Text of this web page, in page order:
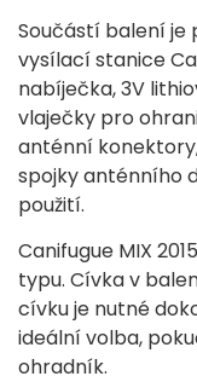
Součástí balení je
vysílací stanice
nabíječka, 3V
vlaječky pro
anténní
spojky anténního
použití.
Canifugue MIX
typu. Cívka v
cívku je nutné
ideální volba,
ohradník.